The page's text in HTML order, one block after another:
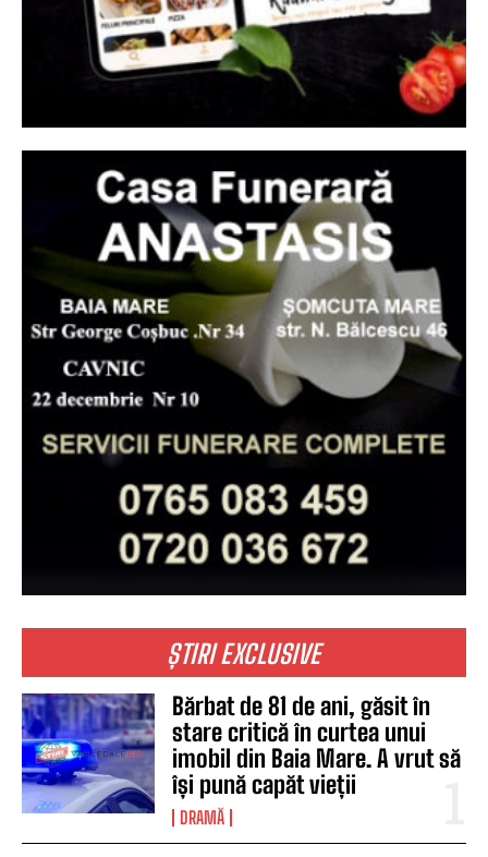
ȘTIRI EXCLUSIVE
Bărbat de 81 de ani, găsit în
stare critică în curtea unui
imobil din Baia Mare. A vrut să
își pună capăt vieții
DRAMĂ